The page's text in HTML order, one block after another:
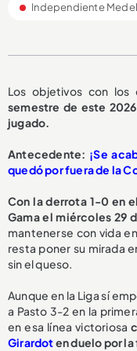
Independiente
Los objetivos con los
semestre de este
jugado.
Antecedente: ¡Se
quedó por fuera de la
Con la derrota 1-0 en
Gama el miércoles 29
mantenerse con vida
resta poner su mirada
sin el queso.
Aunque en la Liga sí
a Pasto 3-2 en la
en esa línea victoriosa
Girardoten duelo por la